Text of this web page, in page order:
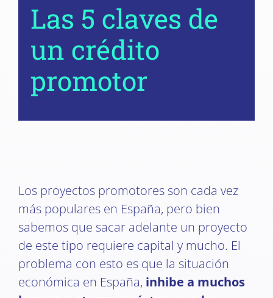
Las 5 claves de
un crédito
promotor
Los proyectos promotores son cada vez
más populares en España, pero bien
sabemos que sacar adelante un proyecto
de este tipo requiere capital y mucho. El
problema con esto es que la situación
económica en España, inhibe a muchos